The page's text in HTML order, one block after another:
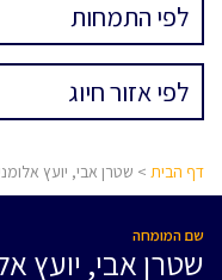
דף הבית > שטרן אבי, יועץ
שם המומחה
שטרן אבי, יועץ